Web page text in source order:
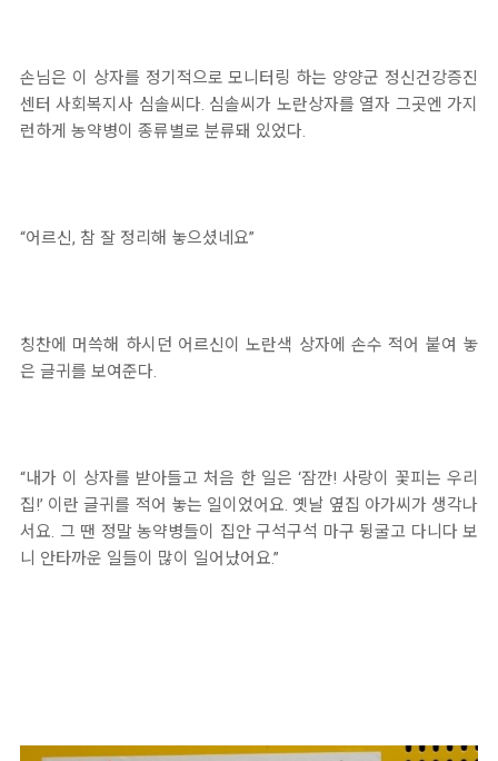
손님은 이 상자를 정기적으로 모니터링 하는 양양군 정신건강증진
센터 사회복지사 심솔씨다. 심솔씨가 노란상자를 열자 그곳엔 가지
런하게 농약병이 종류별로 분류돼 있었다.
“어르신, 참 잘 정리해 놓으셨네요”
칭찬에 머쓱해 하시던 어르신이 노란색 상자에 손수 적어 붙여 놓
은 글귀를 보여준다.
“내가 이 상자를 받아들고 처음 한 일은 ‘잠깐! 사랑이 꽃피는 우리
집!’ 이란 글귀를 적어 놓는 일이었어요. 옛날 옆집 아가씨가 생각나
서요. 그 땐 정말 농약병들이 집안 구석구석 마구 뒹굴고 다니다 보
니 안타까운 일들이 많이 일어났어요.”